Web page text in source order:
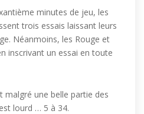
minutes de jeu, les
trois essais laissant leurs
Néanmoins, les Rouge et
inscrivant un essai en toute
malgré une belle partie des
lourd … 5 à 34.